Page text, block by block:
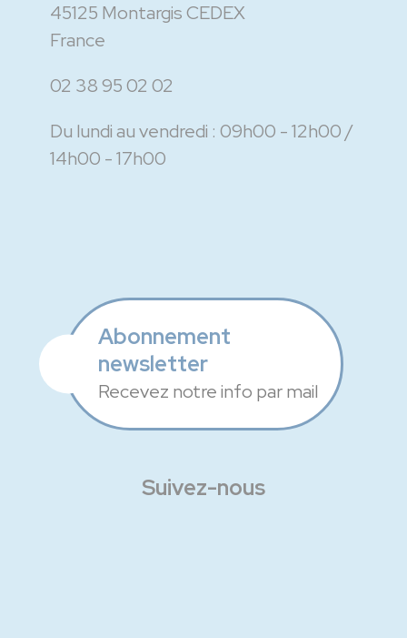
45125 Montargis CEDEX
France
02 38 95 02 02
Du lundi au vendredi : 09h00 - 12h00
14h00 - 17h00
Abonnement
newsletter
Recevez notre info par mail
Suivez-nous